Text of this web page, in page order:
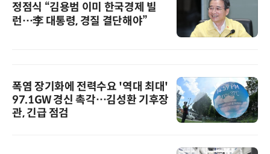
정점식 “김용범 이미 한국경제 빌
런…李 대통령, 경질 결단해야”
폭염 장기화에 전력수요 '역대 최대'
97.1GW 경신 촉각…김성환 기후장
관, 긴급 점검